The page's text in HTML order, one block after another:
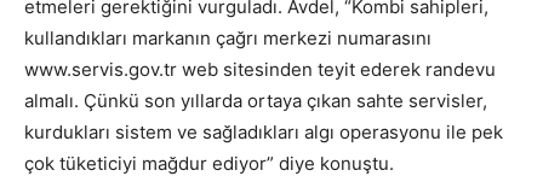
etmeleri gerektiğini vurguladı. Avdel, “Kombi sahipleri,
kullandıkları markanın çağrı merkezi numarasını
www.servis.gov.tr web sitesinden teyit ederek randevu
almalı. Çünkü son yıllarda ortaya çıkan sahte servisler,
kurdukları sistem ve sağladıkları algı operasyonu ile pek
çok tüketiciyi mağdur ediyor” diye konuştu.